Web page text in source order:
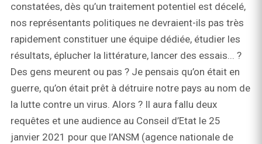
constatées, dès qu’un traitement potentiel est décelé,
nos représentants politiques ne devraient-ils pas très
rapidement constituer une équipe dédiée, étudier les
résultats, éplucher la littérature, lancer des essais... ?
Des gens meurent ou pas ? Je pensais qu’on était en
guerre, qu’on était prêt à détruire notre pays au nom de
la lutte contre un virus. Alors ? Il aura fallu deux
requêtes et une audience au Conseil d’Etat le 25
janvier 2021 pour que l’ANSM (agence nationale de